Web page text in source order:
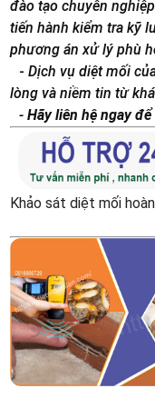
đào tạo chuyên
tiến hành kiểm tra kỹ
phương án xử lý phù
-Dịch vụ diệt mối
lòng và niềm tin từ
-Hãy liên hệ ngay
Khảo sát diệt mối